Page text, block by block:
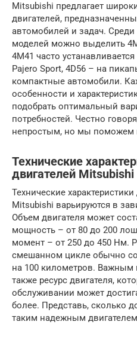
Mitsubishi предлагает
двигателей,
автомобилей и задач.
моделей можно выделить
4M41 часто
Pajero Sport, 4D56 – на
компактные автомобили.
особенности и
подобрать оптимальный
потребностей. Честно
непростым, но мы поможем
Технические
двигателей Mitsubishi
Технические
Mitsubishi варьируются в
Объем двигателя может
мощность – от 80 до 200
момент – от 250 до 450 Нм.
смешанном цикле обычно
на 100 километров. Важным
также ресурс двигателя,
обслуживании может
более. Представь, сколько
таким надежным